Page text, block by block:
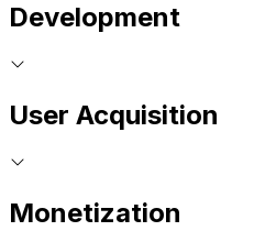
Development
User Acquisition
Monetization